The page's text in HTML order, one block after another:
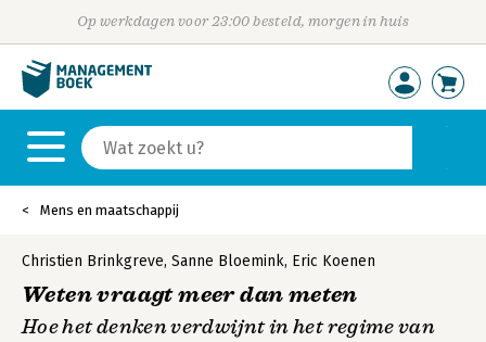
Op werkdagen voor 23:00 besteld, morgen in huis
Mens en maatschappij
Christien Brinkgreve, Sanne Bloemink, Eric Koenen
Weten vraagt meer dan meten
Hoe het denken verdwijnt in het regime van